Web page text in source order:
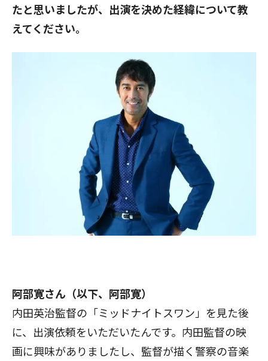
たと思いましたが、出演を決めた経緯について教
えてください。
阿部寛さん（以下、阿部寛）
内田英治監督の「ミッドナイトスワン」を見た後
に、出演依頼をいただいたんです。内田監督の映
画に興味がありましたし、監督が描く警察の音楽